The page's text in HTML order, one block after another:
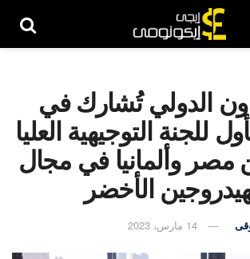
الدولي تُشارك في
للجنة التوجيهية العليا
مصر وألمانيا في مجال
الأخضر
14 مارس، 2023